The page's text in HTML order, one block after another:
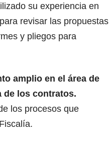
su experiencia en
revisar las propuestas
y pliegos para
amplio en el área de
de los contratos.
los procesos que